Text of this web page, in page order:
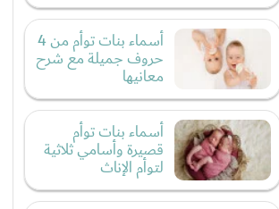
أسماء بنات توأم من 4
حروف جميلة مع شرح
معانيها
أسماء بنات توأم
قصيرة وأسامي ثلاثية
لتوأم الإناث